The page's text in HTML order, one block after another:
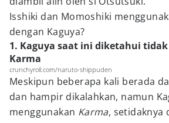
Isshiki dan Momoshiki
dengan Kaguya?
1. Kaguya saat ini diketahui
Karma
crunchyroll.com/naruto-shippuden
Meskipun beberapa kali berada
dan hampir dikalahkan, namun
menggunakan Karma, setidaknya